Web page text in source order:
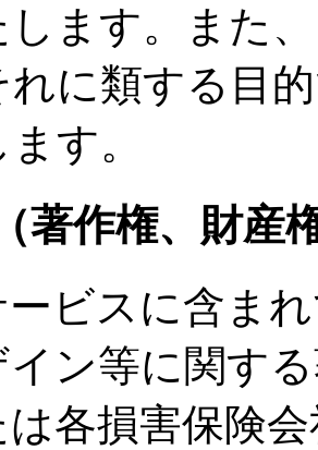
します。また
れに類する目
す。
作権、財産
ービスに含ま
ン等に関す
は各損害保険